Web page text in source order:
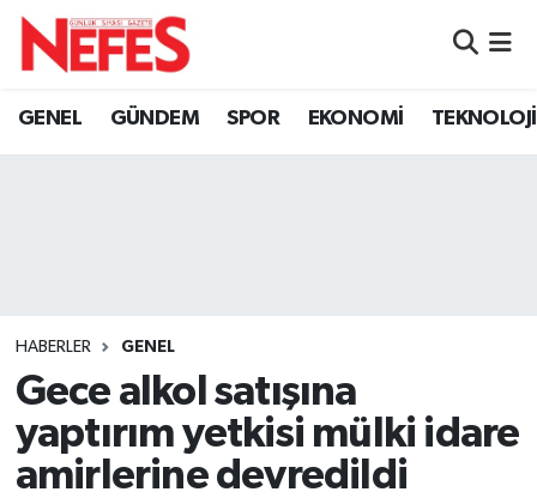
GENEL GÜNDEM SPOR EKONOMİ TEKNOLOJİ
HABERLER GENEL
Gece alkol satışına
yaptırım yetkisi mülki idare
amirlerine devredildi
Hava Durumu
Tüm Manşetler
Son Dakika Haberleri